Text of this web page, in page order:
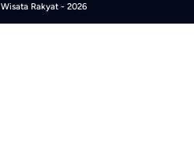
Wisata Rakyat- 2026